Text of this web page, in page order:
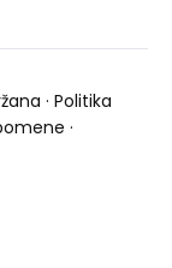
· Politika
·